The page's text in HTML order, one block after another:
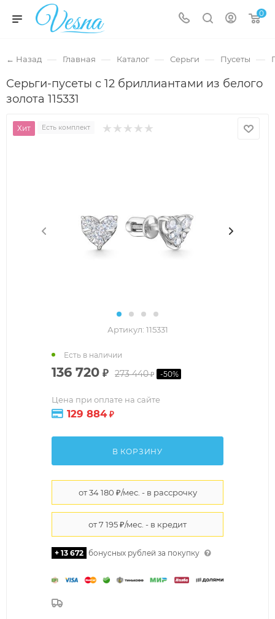
0
← Назад — Главная — Каталог — Серьги — Пусеты —
Серьги-пусеты с 12 бриллиантами из белого
золота 115331
Хит Есть комплект
Артикул: 115331
136 720 ₽ 273 440₽ -50%
Цена при оплате на сайте
129 884₽
Есть в наличии
В КОРЗИНУ
+ 13 672 бонусных рублей за покупку